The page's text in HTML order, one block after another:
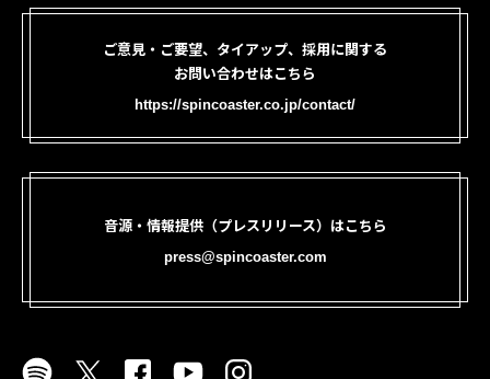
ご意見・ご要望、タイアップ、採用に関する
お問い合わせはこちら
https://spincoaster.co.jp/contact/
音源・情報提供（プレスリリース）はこちら
press@spincoaster.com